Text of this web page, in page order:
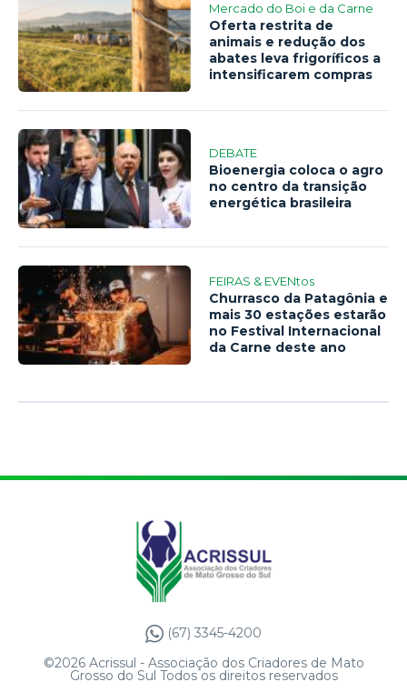
Mercado do Boi e da Carne
Oferta restrita de
animais e redução dos
abates leva frigoríficos a
intensificarem compras
DEBATE
Bioenergia coloca o agro
no centro da transição
energética brasileira
FEIRAS & EVENtos
Churrasco da Patagônia e
mais 30 estações estarão
no Festival Internacional
da Carne deste ano
(67) 3345-4200
©2026 Acrissul - Associação dos Criadores de Mato
Grosso do Sul Todos os direitos reservados